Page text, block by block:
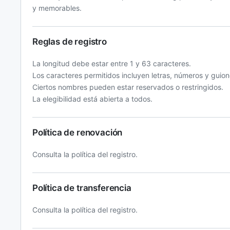
y memorables.
Reglas de registro
La longitud debe estar entre 1 y 63 caracteres.
Los caracteres permitidos incluyen letras, números y
Ciertos nombres pueden estar reservados o restringidos.
La elegibilidad está abierta a todos.
Política de renovación
Consulta la política del registro.
Política de transferencia
Consulta la política del registro.